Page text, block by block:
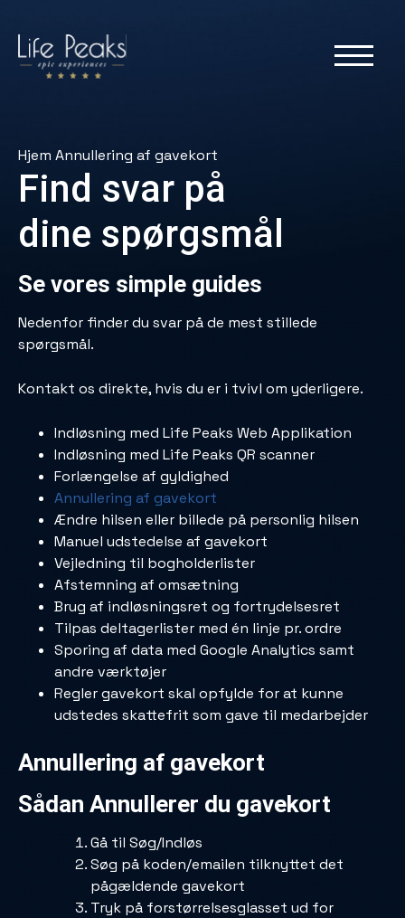
Hjem Annullering af gavekort
Find svar på
dine spørgsmål
Se vores simple guides
Nedenfor finder du svar på de mest stillede
spørgsmål.
Kontakt os direkte, hvis du er i tvivl om yderligere.
Indløsning med Life Peaks Web Applikation
Indløsning med Life Peaks QR scanner
Forlængelse af gyldighed
Annullering af gavekort
Ændre hilsen eller billede på personlig hilsen
Manuel udstedelse af gavekort
Vejledning til bogholderlister
Afstemning af omsætning
Brug af indløsningsret og fortrydelsesret
Tilpas deltagerlister med én linje pr. ordre
Sporing af data med Google Analytics samt
andre værktøjer
Regler gavekort skal opfylde for at kunne
udstedes skattefrit som gave til medarbejder
Annullering af gavekort
Sådan Annullerer du gavekort
Gå til Søg/Indløs
Søg på koden/emailen tilknyttet det
pågældende gavekort
Tryk på forstørrelsesglasset ud for